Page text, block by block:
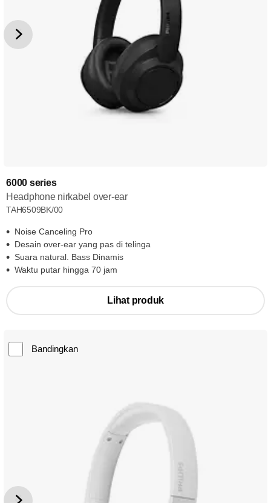
6000 series
Headphone nirkabel over-ear
TAH6509BK/00
Noise Canceling Pro
Desain over-ear yang pas di telinga
Suara natural. Bass Dinamis
Waktu putar hingga 70 jam
Lihat produk
Bandingkan